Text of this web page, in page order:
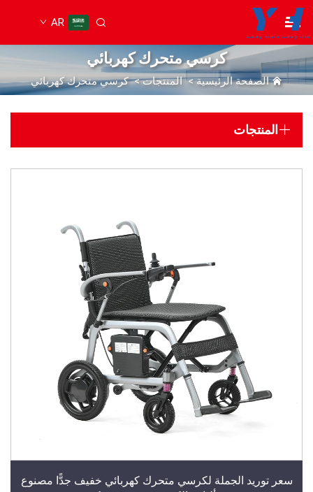
AR
كرسي متحرك كهربائي
الصفحة الرئيسية>المنتجات>كرسي متحرك كهربائي
المنتجات
سعر توريد الجملة لكرسي متحرك كهربائي خفيف جدًّا مصنوع